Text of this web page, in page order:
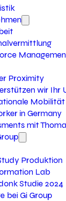
Proximity
wir Ihr
Mobilität
in Germany
mit
Produktion
Lab
Studie 2024
bei Gi Group